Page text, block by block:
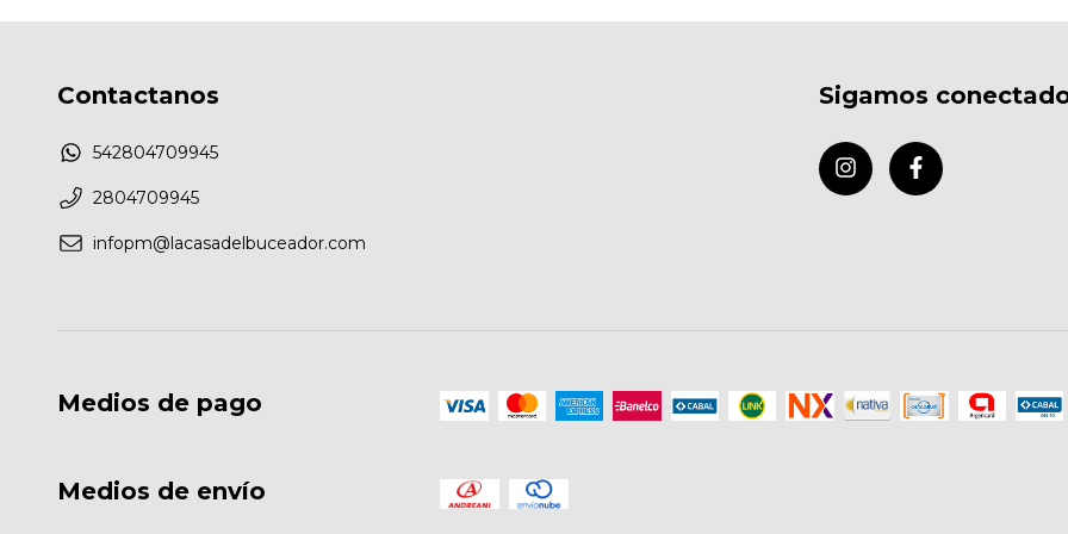
Contactanos
542804709945
2804709945
infopm@lacasadelbuceador.com
Sigamos
Medios de pago
Medios de envío